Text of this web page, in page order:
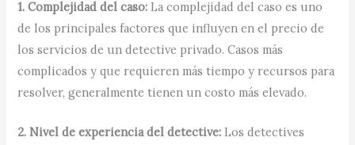
1. Complejidad del caso: La complejidad del caso es uno
de los principales factores que influyen en el precio de
los servicios de un detective privado. Casos más
complicados y que requieren más tiempo y recursos para
resolver, generalmente tienen un costo más elevado.
2. Nivel de experiencia del detective: Los detectives